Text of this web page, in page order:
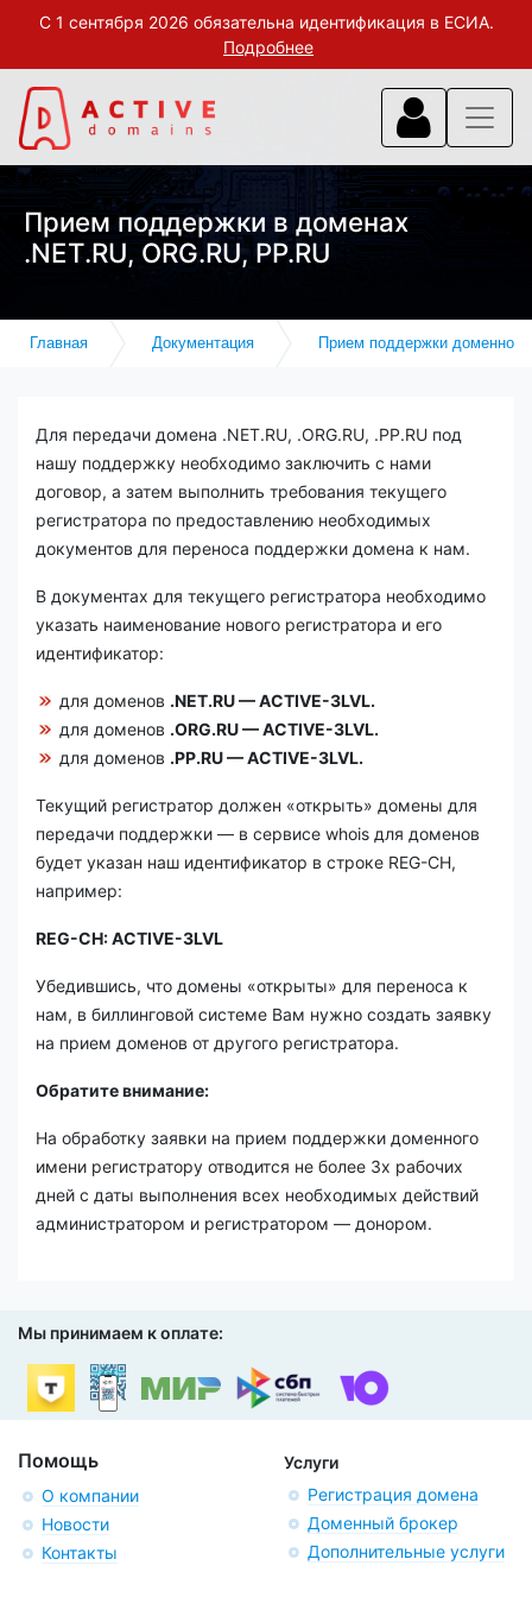
С 1 сентября 2026 обязательна идентификация в ЕСИА.
Подробнее
Прием поддержки в доменах
.NET.RU, ORG.RU, PP.RU
Главная Документация Прием поддержки
Для передачи домена .NET.RU, .ORG.RU, .PP.RU под
нашу поддержку необходимо заключить с нами
договор, а затем выполнить требования текущего
регистратора по предоставлению необходимых
документов для переноса поддержки домена к нам.
В документах для текущего регистратора необходимо
указать наименование нового регистратора и его
идентификатор:
для доменов .NET.RU — ACTIVE-3LVL.
для доменов .ORG.RU — ACTIVE-3LVL.
для доменов .PP.RU — ACTIVE-3LVL.
Текущий регистратор должен «открыть» домены для
передачи поддержки — в сервисе whois для доменов
будет указан наш идентификатор в строке REG-CH,
например:
REG-CH: ACTIVE-3LVL
Убедившись, что домены «открыты» для переноса к
нам, в биллинговой системе Вам нужно создать заявку
на прием доменов от другого регистратора.
Обратите внимание:
На обработку заявки на прием поддержки доменного
имени регистратору отводится не более 3х рабочих
дней с даты выполнения всех необходимых действий
администратором и регистратором — донором.
Мы принимаем к оплате:
Помощь
О компании
Новости
Контакты
Услуги
Регистрация домена
Доменный брокер
Дополнительные услуги